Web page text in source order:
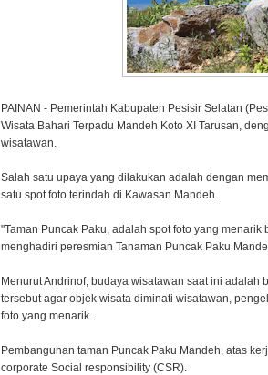
PAINAN - Pemerintah Kabupaten Pesisir Selatan
Wisata Bahari Terpadu Mandeh Koto XI Tarusan,
wisatawan.
Salah satu upaya yang dilakukan adalah dengan
satu spot foto terindah di Kawasan Mandeh.
"Taman Puncak Paku, adalah spot foto yang
menghadiri peresmian Tanaman Puncak Paku
Menurut Andrinof, budaya wisatawan saat ini
tersebut agar objek wisata diminati wisatawan,
foto yang menarik.
Pembangunan taman Puncak Paku Mandeh, atas
corporate Social responsibility (CSR).